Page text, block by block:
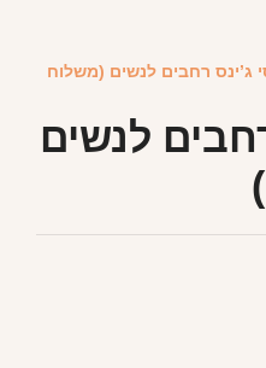
ג’ינס רחבים לנשים (משלוח
לנשים